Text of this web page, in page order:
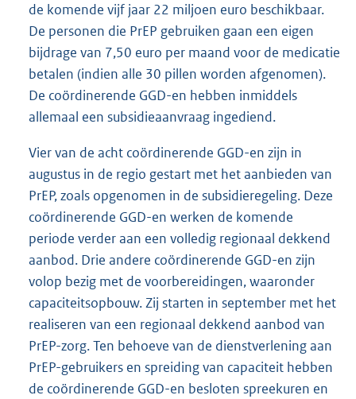
de komende vijf jaar 22 miljoen euro beschikbaar.
De personen die PrEP gebruiken gaan een eigen
bijdrage van 7,50 euro per maand voor de medicatie
betalen (indien alle 30 pillen worden afgenomen).
De coördinerende GGD-en hebben inmiddels
allemaal een subsidieaanvraag ingediend.
Vier van de acht coördinerende GGD-en zijn in
augustus in de regio gestart met het aanbieden van
PrEP, zoals opgenomen in de subsidieregeling. Deze
coördinerende GGD-en werken de komende
periode verder aan een volledig regionaal dekkend
aanbod. Drie andere coördinerende GGD-en zijn
volop bezig met de voorbereidingen, waaronder
capaciteitsopbouw. Zij starten in september met het
realiseren van een regionaal dekkend aanbod van
PrEP-zorg. Ten behoeve van de dienstverlening aan
PrEP-gebruikers en spreiding van capaciteit hebben
de coördinerende GGD-en besloten spreekuren en